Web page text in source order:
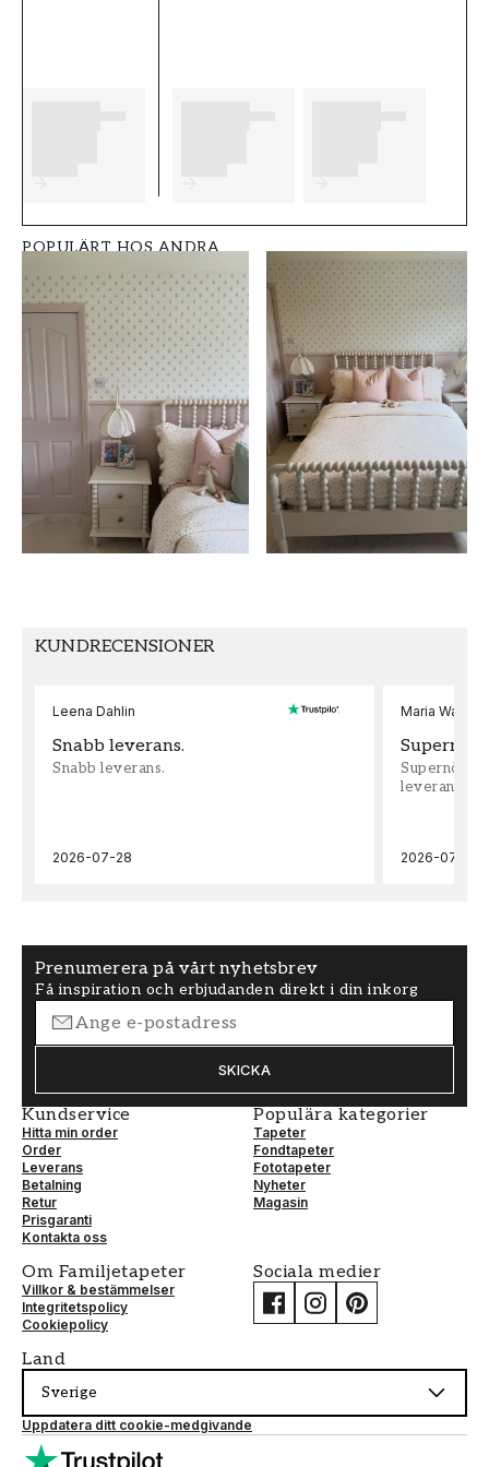
STIL
0,53
HÖJD (m)
11,2
MÖNSTER
Randig
KOLLEKTION
Muumi
FÄRG
Rosa
TAPETTYP
Non-Woven
MÖNSTERPASSNING
Fri Passning
POPULÄRT HOS ANDRA
KUNDRECENSIONER
Leena Dahlin
Snabb leverans.
Snabb leverans.
2026-07-28
Maria
leveran,
2026-07-22
Prenumerera på vårt nyhetsbrev
Få inspiration och erbjudanden direkt i din inkorg
SKICKA
Kundservice
Hitta min order
Order
Leverans
Betalning
Retur
Prisgaranti
Kontakta oss
Populära kategorier
Tapeter
Fondtapeter
Fototapeter
Nyheter
Magasin
Om Familjetapeter
Villkor & bestämmelser
Integritetspolicy
Cookiepolicy
Sociala medier
Land
Sverige
Uppdatera ditt cookie-medgivande